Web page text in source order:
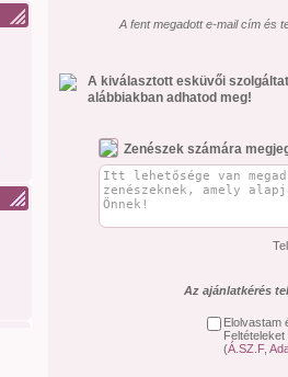
A fent megadott e-mail cím és
A kiválasztott esküvői
alábbiakban adhatod meg!
Zenészek számára
Az ajánlatkérés
Elolvastam
(Á.SZ.F,